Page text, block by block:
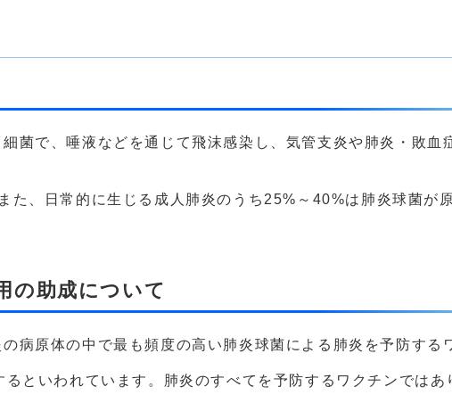
菌で、唾液などを通じて飛沫感染し、気管支炎や肺炎・敗血
、日常的に生じる成人肺炎のうち25%～40%は肺炎球菌が
の助成について
病原体の中で最も頻度の高い肺炎球菌による肺炎を予防する
といわれています。肺炎のすべてを予防するワクチンではあ